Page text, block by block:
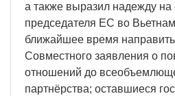
а также выразил надежду на
председателя ЕС во
ближайшее время направить
Совместного заявления о
отношений до
партнёрства; оставшиеся